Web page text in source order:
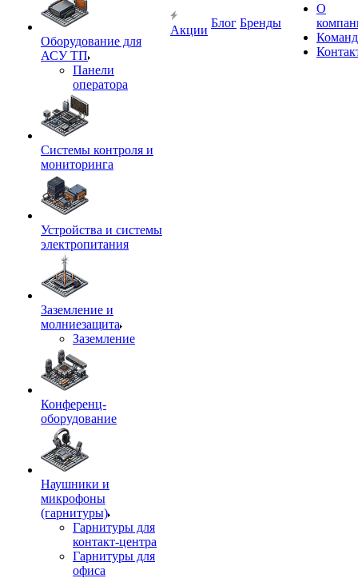
Оборудование для
АСУ ТП
Панели
оператора
Системы контроля и
мониторинга
Устройства и системы
электропитания
Заземление и
молниезащита
Заземление
Конференц-
оборудование
Наушники и
микрофоны
(гарнитуры)
Гарнитуры для
контакт-центра
Гарнитуры для
офиса
Акции
Блог Бренды
О